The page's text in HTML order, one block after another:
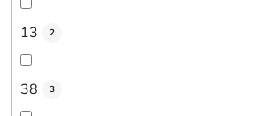
13 2
38 3